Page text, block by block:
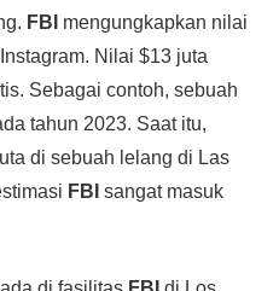
FBI mengungkapkan nilai
Nilai $13 juta
Sebagai contoh, sebuah
tahun 2023. Saat itu,
di sebuah lelang di Las
FBI sangat masuk